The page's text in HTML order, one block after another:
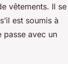
vêtements. Il se
est soumis à
passe avec un